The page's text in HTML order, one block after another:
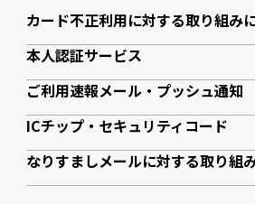
カード不正利用に対する取り組み
本人認証サービス
ご利用速報メール・プッシュ通知
ICチップ・セキュリティコード
なりすましメールに対する取り組